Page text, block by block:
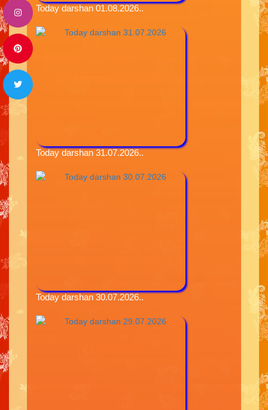
Today darshan 01.08.2026..
Today darshan 31.07.2026..
Today darshan 30.07.2026..